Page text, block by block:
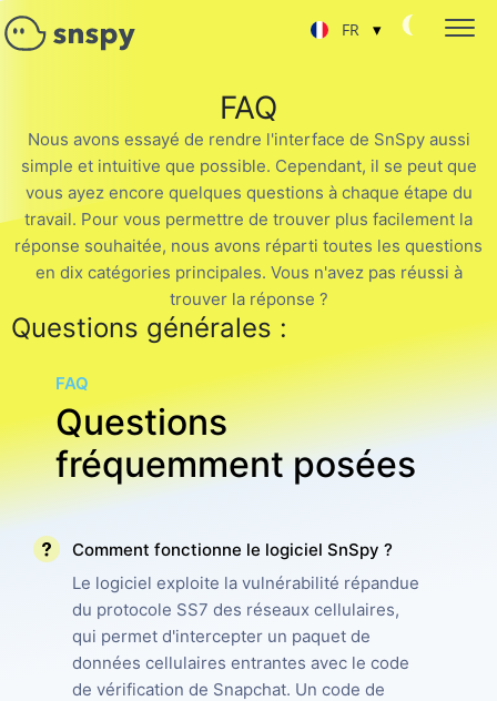
FR ▾
Русский
Español
Suivi du compte cible
LIRE LES CONVERSATIONS SUR SNAPCHAT
Lire les messages du chat
SUIVI DES AMIS ET DES ABONNÉS
Pirater la liste de contacts de Snapchat
RÉCUPÉRER UN COMPTE SNAPCHAT
Récupérer un chat supprimé
SNAPCHAT LOCALISATION ACTUELLE
Pirater la liste de contacts de Snapchat
ESPIONNER SNAPCHAT EN LIGNE
Application de piratage de chat de groupe
Tarifs
FAQ
Programme d'affiliation
Fonctions
Reviews
FAQ
Nous avons essayé de rendre l'interface de SnSpy aussi
simple et intuitive que possible. Cependant, il se peut que
vous ayez encore quelques questions à chaque étape du
travail. Pour vous permettre de trouver plus facilement la
réponse souhaitée, nous avons réparti toutes les questions
en dix catégories principales. Vous n'avez pas réussi à
trouver la réponse ?
Questions générales :
FAQ
Questions
fréquemment posées
Comment fonctionne le logiciel SnSpy ?
Le logiciel exploite la vulnérabilité répandue
du protocole SS7 des réseaux cellulaires,
qui permet d'intercepter un paquet de
données cellulaires entrantes avec le code
de vérification de Snapchat. Un code de